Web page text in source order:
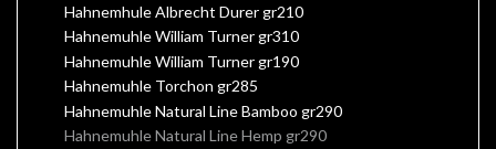
Hahnemhule Albrecht Durer gr210
Hahnemuhle William Turner gr310
Hahnemuhle William Turner gr190
Hahnemuhle Torchon gr285
Hahnemuhle Natural Line Bamboo gr290
Hahnemuhle Natural Line Hemp gr290